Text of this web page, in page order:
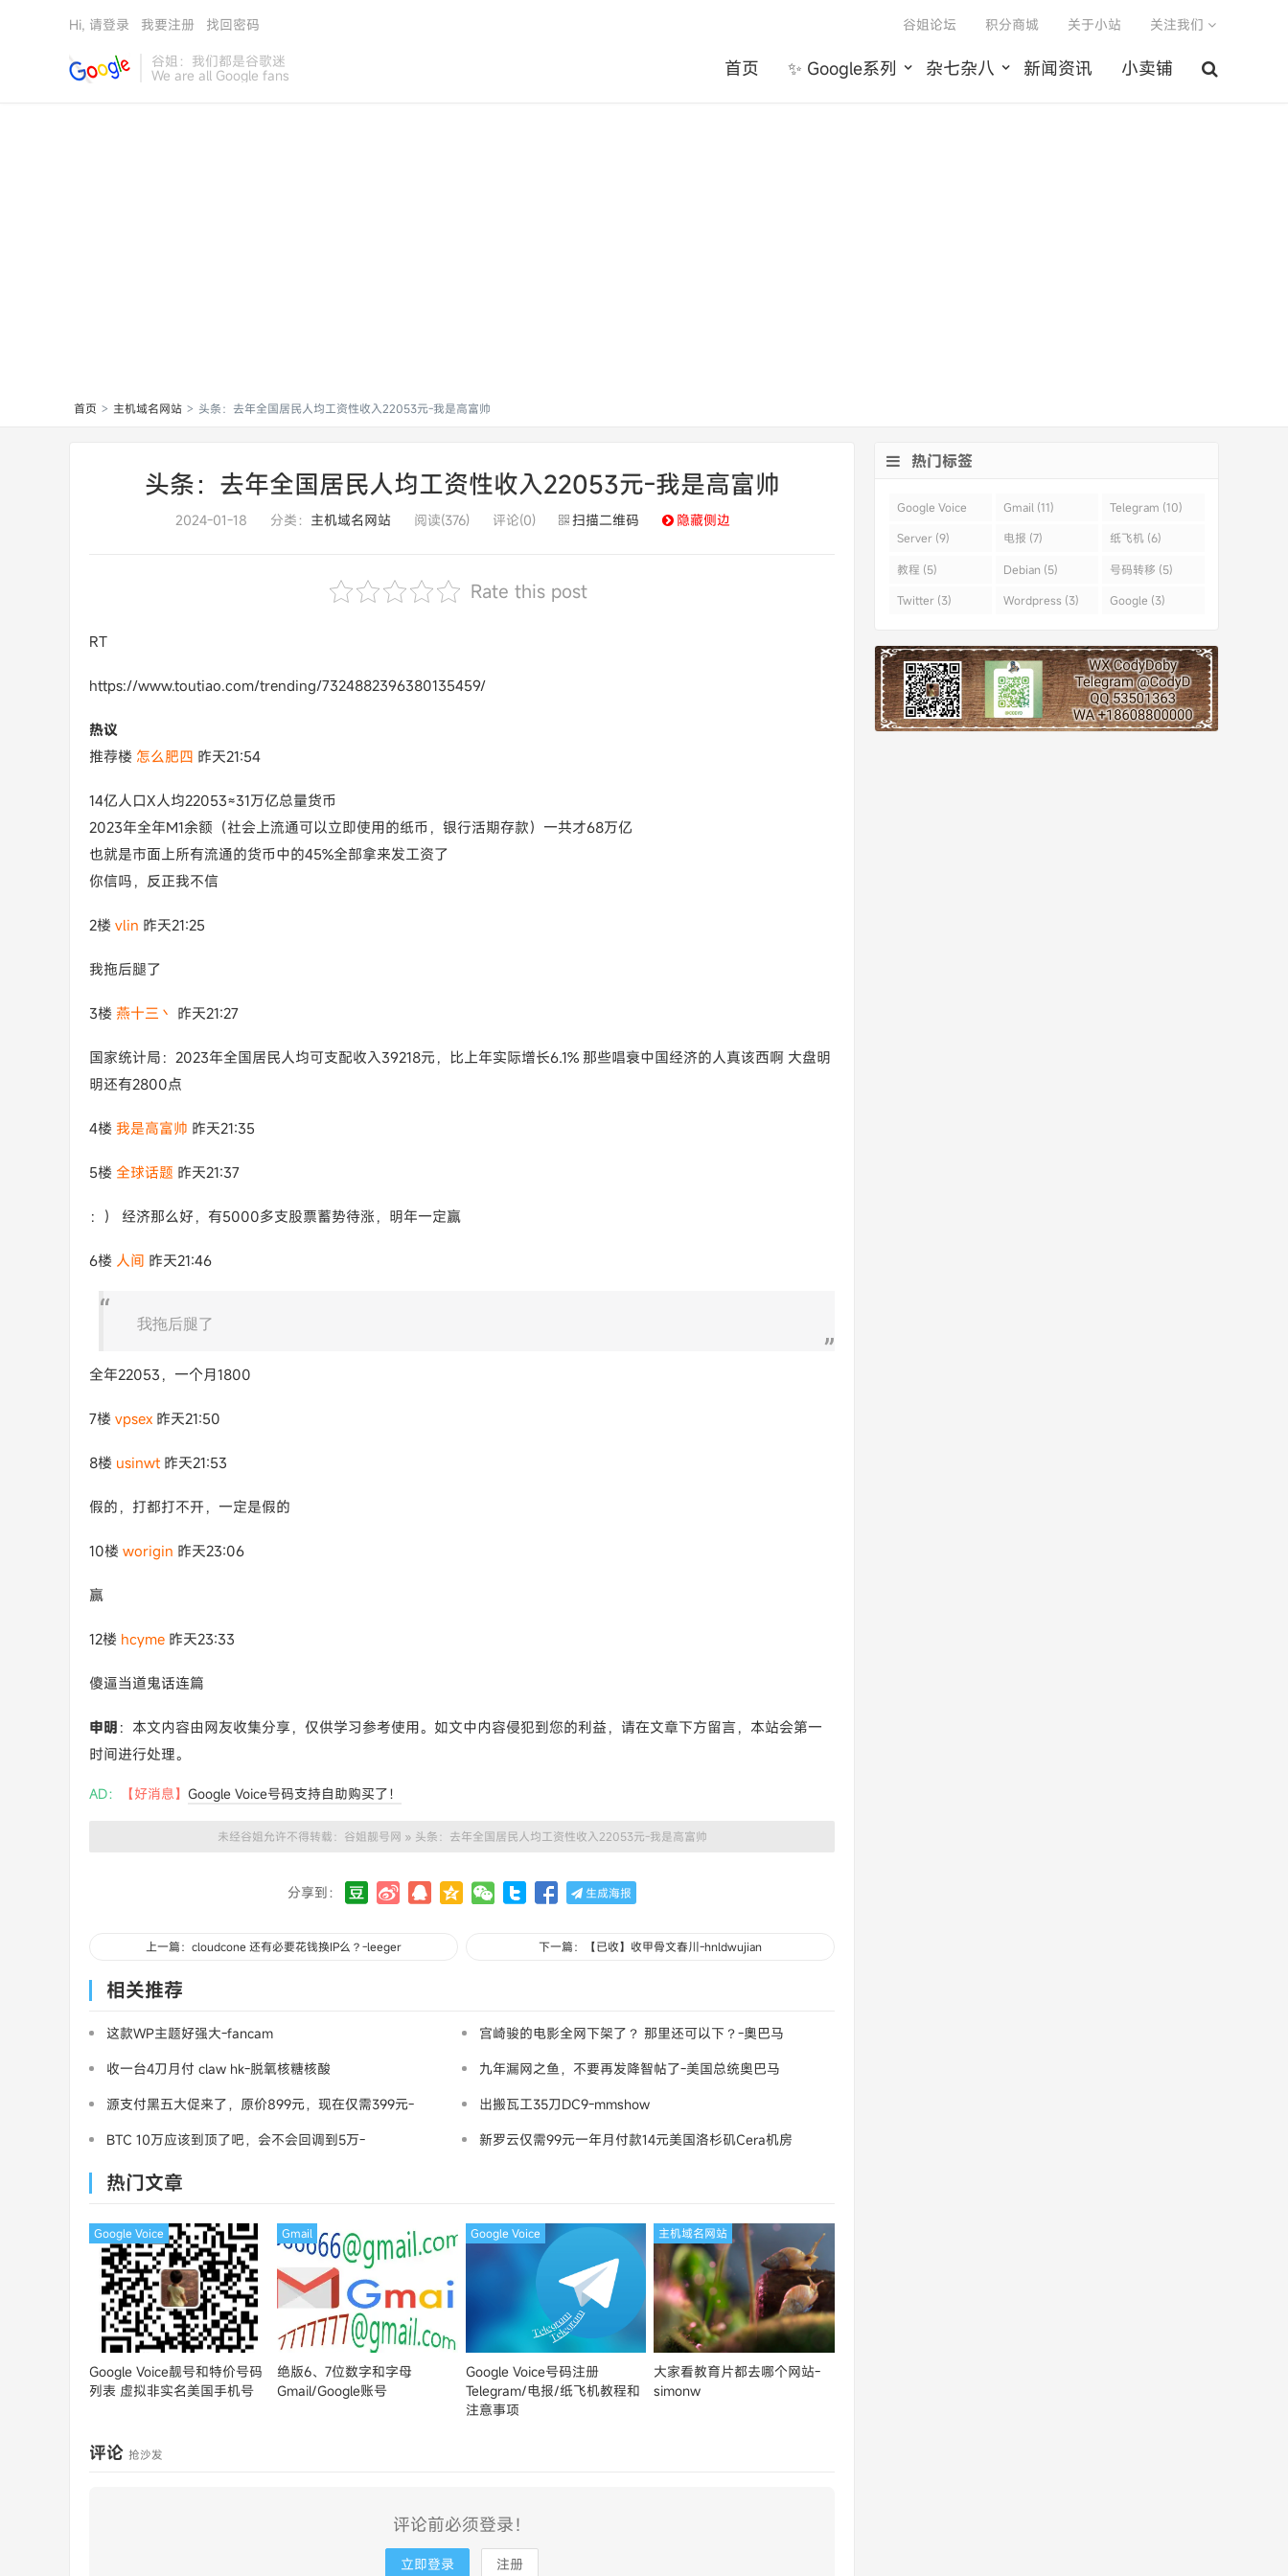
谷姐：我们都是谷歌迷
We are all Google fans 首页 ✨ Google系列 杂七杂八 新闻资讯 小卖铺
谷姐论坛 积分商城 关于小站 关注我们
Hi, 请登录 我要注册 找回密码
首页 > 主机域名网站 > 头条：去年全国居民人均工资性收入22053元-我是高富帅
头条：去年全国居民人均工资性收入22053元-我是高富帅
2024-01-18 分类： 主机域名网站 阅读(376) 评论(0) 扫描二维码 隐藏侧边
Rate this post
RT
https://www.toutiao.com/trending/7324882396380135459/
热议
推荐楼 怎么肥四 昨天21:54
14亿人口X人均22053≈31万亿总量货币
2023年全年M1余额（社会上流通可以立即使用的纸币，银行活期存款）一共才68万亿
也就是市面上所有流通的货币中的45%全部拿来发工资了
你信吗，反正我不信
2楼 vlin 昨天21:25
我拖后腿了
3楼 燕十三丶 昨天21:27
国家统计局：2023年全国居民人均可支配收入39218元，比上年实际增长6.1% 那些唱衰中国经济的人真该西啊 大盘明
明还有2800点
4楼 我是高富帅 昨天21:35
5楼 全球话题 昨天21:37
：） 经济那么好，有5000多支股票蓄势待涨，明年一定赢
6楼 人间 昨天21:46
我拖后腿了
全年22053，一个月1800
7楼 vpsex 昨天21:50
8楼 usinwt 昨天21:53
假的，打都打不开，一定是假的
10楼 worigin 昨天23:06
赢
12楼 hcyme 昨天23:33
傻逼当道鬼话连篇
申明 ：本文内容由网友收集分享，仅供学习参考使用。如文中内容侵犯到您的利益，请在文章下方留言，本站会第一
时间进行处理。
AD： 【好消息】 Google Voice号码支持自助购买了！
未经谷姐允许不得转载： 谷姐靓号网 » 头条：去年全国居民人均工资性收入22053元-我是高富帅
分享到： 生成海报
上一篇：cloudcone 还有必要花钱换IP么？-leeger 下一篇：【已收】收甲骨文春川-hnldwujian
相关推荐
这款WP主题好强大-fancam
宫崎骏的电影全网下架了？ 那里还可以下？-奧巴马
收一台4刀月付 claw hk-脱氧核糖核酸
九年漏网之鱼，不要再发降智帖了-美国总统奥巴马
源支付黑五大促来了，原价899元，现在仅需399元-
出搬瓦工35刀DC9-mmshow
BTC 10万应该到顶了吧，会不会回调到5万-
新罗云仅需99元一年月付款14元美国洛杉矶Cera机房
热门文章
Google Voice靓号和特价号码
列表 虚拟非实名美国手机号
Google Voice
绝版6、7位数字和字母
Gmail/Google账号
Gmail
Google Voice号码注册
Telegram/电报/纸飞机教程和
注意事项
Google Voice
大家看教育片都去哪个网站-
simonw
主机域名网站
评论 抢沙发
评论前必须登录！
立即登录 注册
热门标签
Google Voice
(43)
Gmail (11) Telegram (10)
Server (9) 电报 (7) 纸飞机 (6)
教程 (5) Debian (5) 号码转移 (5)
Twitter (3) Wordpress (3) Google (3)